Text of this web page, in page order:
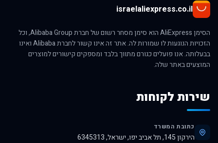
israelaliexpress.co.il
הסימן AliExpress הוא סימן מסחר רשום של חברת Alibaba Group, וכל
הזכויות הנוגעות לו שמורות לה. אתר זה אינו קשור לחברת Alibaba ואינו
בבעלותה. אנו פועלים כגורם מתווך בלבד ומספקים קישורים למוצרים
המוצעים באתר שלה.
שירות לקוחות
כתובת המשרד
הירקון 145, תל אביב יפו, ישראל, 6345313